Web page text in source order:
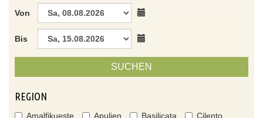
Von
Bis
SUCHEN
REGION
Amalfikueste Apulien Basilicata
Cilento